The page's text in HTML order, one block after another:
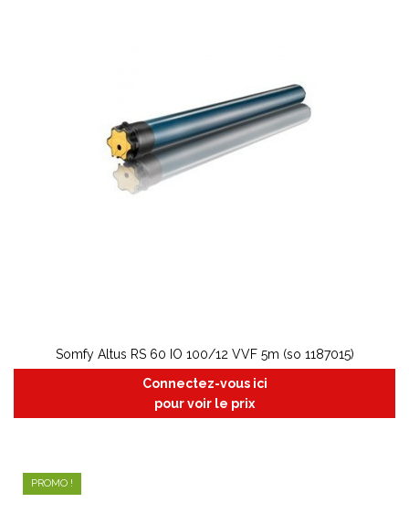
Somfy Altus RS 60 IO 100/12 VVF 5m (so 1187015)
Connectez-vous ici
pour voir le prix
PROMO !